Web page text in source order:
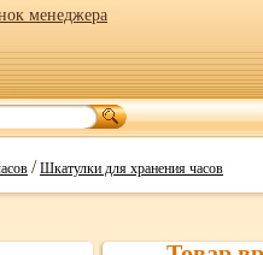
менеджера
/Шкатулки для хранения часов